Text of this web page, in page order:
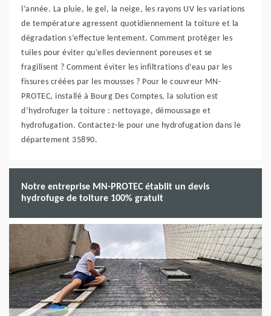
l’année. La pluie, le gel, la neige, les rayons UV les variations
de température agressent quotidiennement la toiture et la
dégradation s’effectue lentement. Comment protéger les
tuiles pour éviter qu’elles deviennent poreuses et se
fragilisent ? Comment éviter les infiltrations d’eau par les
fissures créées par les mousses ? Pour le couvreur MN-
PROTEC, installé à Bourg Des Comptes, la solution est
d’hydrofuger la toiture : nettoyage, démoussage et
hydrofugation. Contactez-le pour une hydrofugation dans le
département 35890.
Notre entreprise MN-PROTEC établit un devis
hydrofuge de toiture 100% gratuit